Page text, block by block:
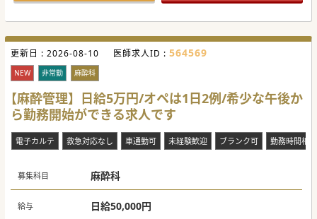
更新日 : 2026-08-10 医師求人ID : 564569
NEW 非常勤 麻酔科
【麻酔管理】日給5万円/オペは1日2例/希少な午後か
ら勤務開始ができる求人です
電子カルテ 救急対応なし 車通勤可 未経験歓迎 ブランク可 勤務時間相
募集科目 麻酔科
給与 日給50,000円